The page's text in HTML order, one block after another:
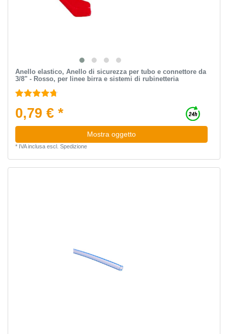
Anello elastico, Anello di sicurezza per tubo e connettore da
3/8" - Rosso, per linee birra e sistemi di rubinetteria
0,79 € *
Mostra oggetto
* IVA inclusaescl. Spedizione